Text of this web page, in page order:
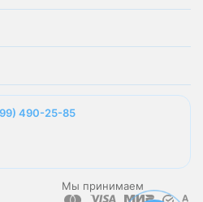
490-25-85
Мы принимаем